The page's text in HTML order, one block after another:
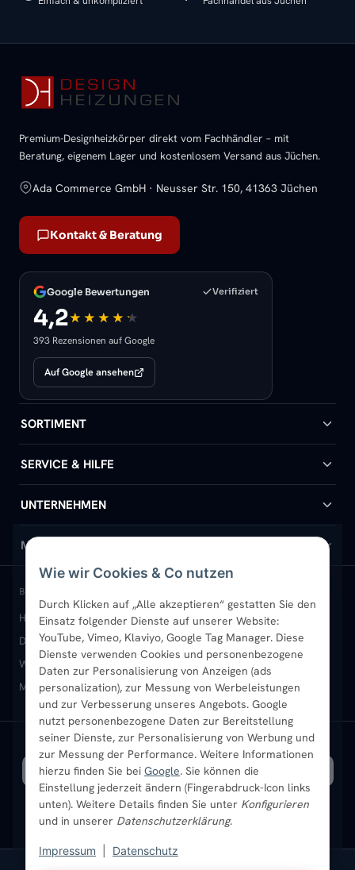
Wie wir Cookies & Co nutzen
Durch Klicken auf „Alle akzeptieren“ gestatten Sie den
Einsatz folgender Dienste auf unserer Website:
YouTube, Vimeo, Klaviyo, Google Tag Manager. Diese
Dienste verwenden Cookies und personenbezogene
Daten zur Personalisierung von Anzeigen (ads
personalization), zur Messung von Werbeleistungen
und zur Verbesserung unseres Angebots. Google
nutzt personenbezogene Daten zur Bereitstellung
seiner Dienste, zur Personalisierung von Werbung und
zur Messung der Performance. Weitere Informationen
hierzu finden Sie bei Google. Sie können die
Einstellung jederzeit ändern (Fingerabdruck-Icon links
unten). Weitere Details finden Sie unter Konfigurieren
und in unserer Datenschutzerklärung.
Impressum Datenschutz
Premium-Designheizkörper direkt vom Fachhändler – mit
Beratung, eigenem Lager und kostenlosem Versand aus Jüchen.
Ada Commerce GmbH · Neusser Str. 150, 41363 Jüchen
Kontakt & Beratung
Google Bewertungen Verifiziert
4,2
393 Rezensionen auf Google
Auf Google ansehen
SORTIMENT
Badheizkörper
Handtuchheizkörper
Design-Heizkörper
Paneelheizkörper
Vertikal-Heizkörper
Heizkörper-Zubehör
SERVICE & HILFE
Hilfe & Kontakt
Versand & Lieferung
Rückgabe & Widerruf
Garantie & Gewährleistung
Montageservice vor Ort
Sendung verfolgen
UNTERNEHMEN
Wir über uns
Standort & Abholung Jüchen
B2B-Kunden
Karriere
Ratgeber
Bestpreisgarantie
MEIN KONTO
Anmelden / Mein Konto
Merkliste
Newsletter
Aktuelle Angebote
BELIEBTE KATEGORIEN
Heizkörper kaufenBadheizkörperHandtuchheizkörper
Design-HeizkörperPaneelheizkörperVertikal-Heizkörper
Wandheizkörper Wohnraum-Heizkörper Badheizkörper Schwarz
Mischbetrieb-HeizkörperHeizkörper-ZubehörAktuelle Angebote
SICHERE ZAHLUNG VERSAND MIT